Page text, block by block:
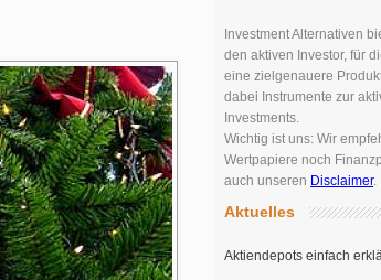
Investment Alternativen
den aktiven Investor, für
eine zielgenauere
dabei Instrumente zur
Investments.
Wichtig ist uns: Wir
Wertpapiere noch
auch unseren Disclaimer.
Aktuelles
Aktiendepots einfach